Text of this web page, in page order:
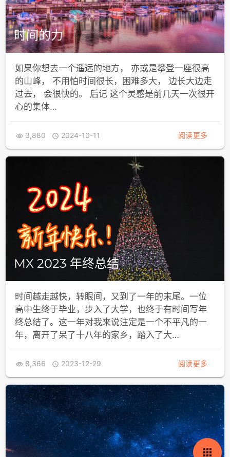
时间的力
如果你想去一个遥远的地方， 亦或是攀登一座很高
的山峰， 不用怕时间很长，困难多大， 边长大边走
过去， 会很快的。 后记 这个灵感是前几天一次很开
心的集体…
 3,880  2024-10-11 阅读更多
MX 2023 年终总结
时间越走越快，转眼间，又到了一年的末尾。一位
高中生终于毕业，步入了大学，也终于有时间写年
终总结了。这一年对我来说注定是一个不平凡的一
年，离开了呆了十八年的家乡，踏入了大…
 8,366  2023-12-29 阅读更多
